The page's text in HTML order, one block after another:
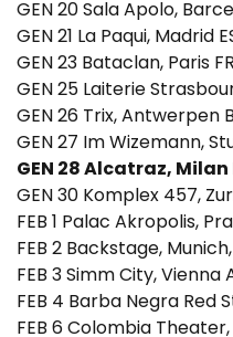
GEN 20 Sala Apolo,
GEN 21 La Paqui, Madrid
GEN 23 Bataclan, Paris FR
GEN 25 Laiterie
GEN 26 Trix, Antwerpen
GEN 27 Im Wizemann,
GEN 28 Alcatraz, Milan
GEN 30 Komplex 457,
FEB 1 Palac Akropolis,
FEB 2 Backstage,
FEB 3 Simm City, Vienna
FEB 4 Barba Negra Red
FEB 6 Colombia Theater,